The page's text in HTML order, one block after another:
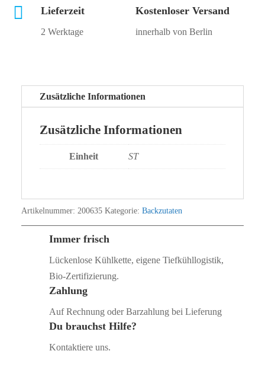
 Lieferzeit
2 Werktage
Kostenloser Versand
innerhalb von Berlin
Zusätzliche Informationen
Zusätzliche Informationen
Einheit ST
Artikelnummer: 200635 Kategorie: Backzutaten
Immer frisch
Lückenlose Kühlkette, eigene Tiefkühllogistik,
Bio‑Zertifizierung.
Zahlung
Auf Rechnung oder Barzahlung bei Lieferung
Du brauchst Hilfe?
Kontaktiere uns.